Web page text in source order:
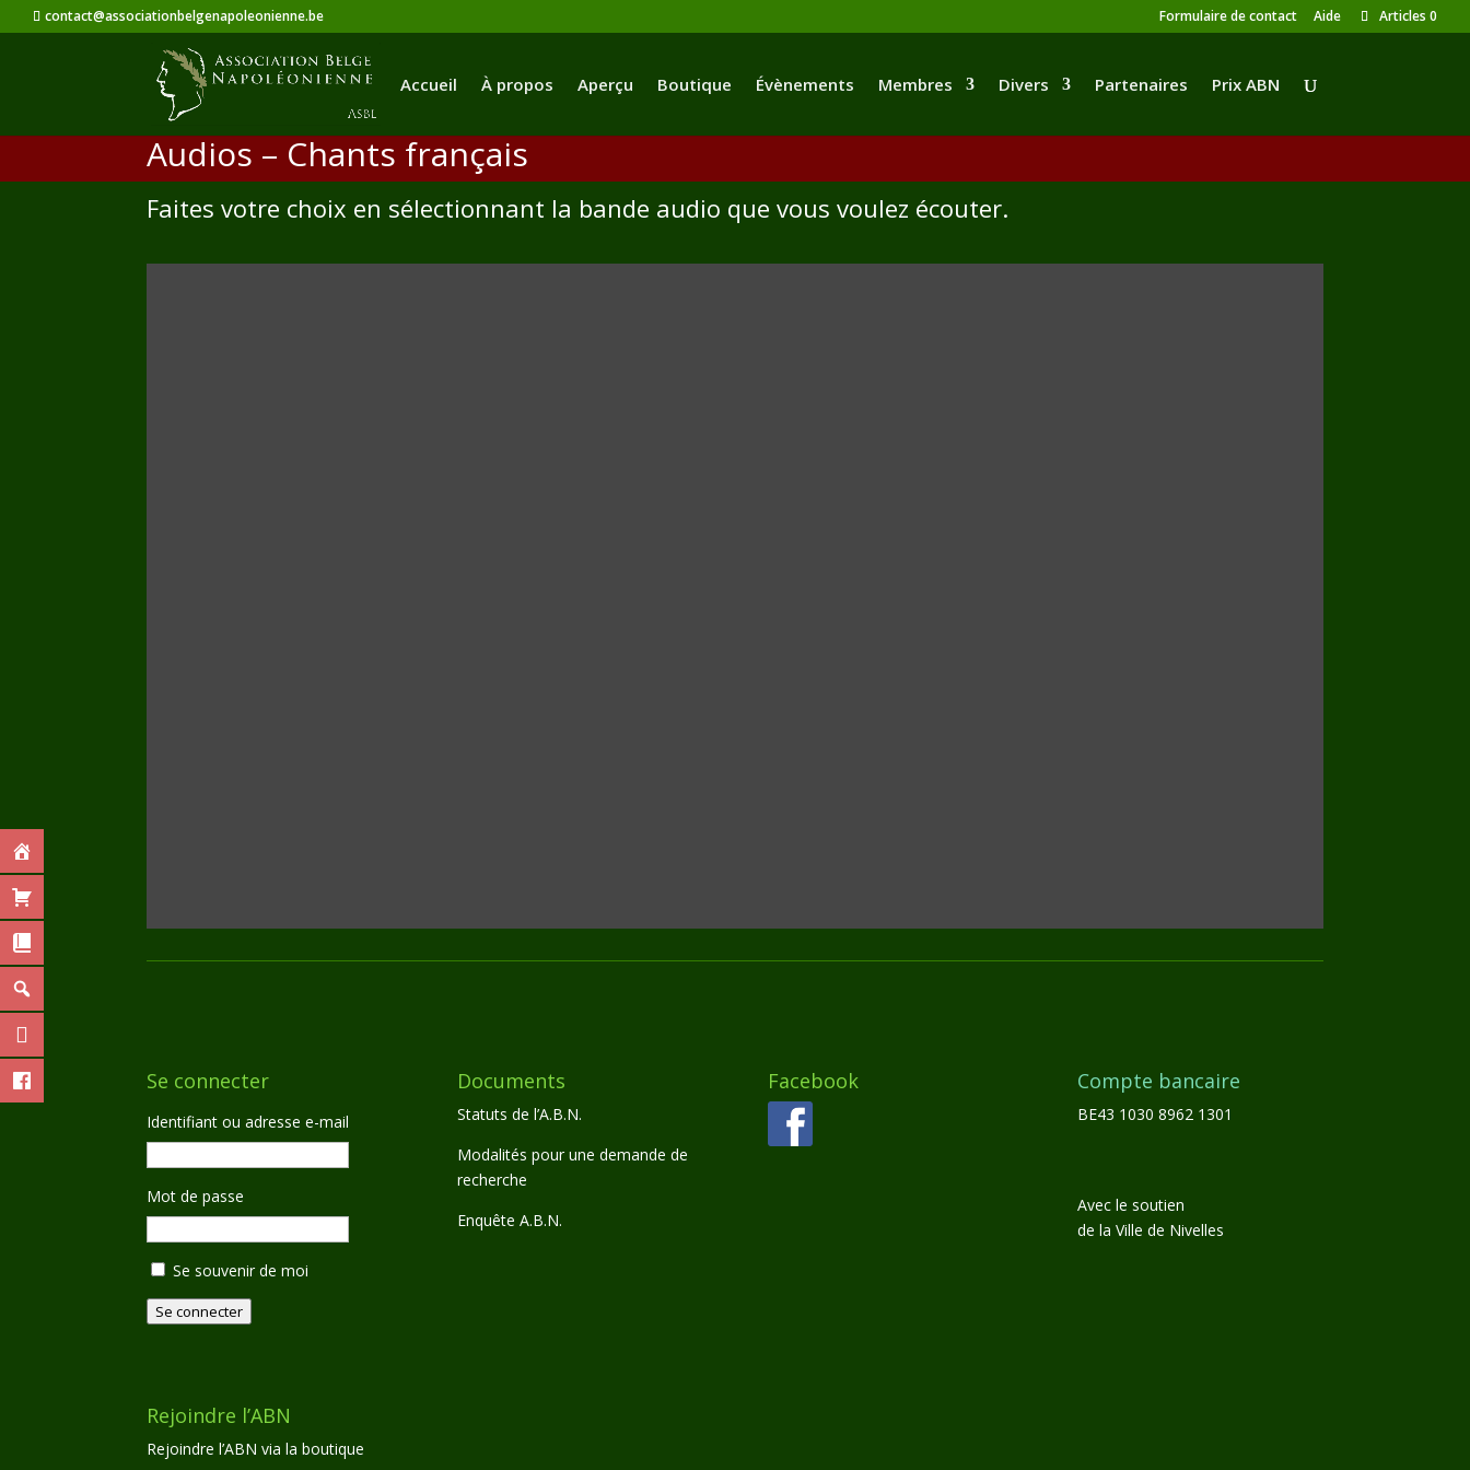
contact@associationbelgenapoleonienne.be Formulaire de contact Aide Articles 0
Accueil À propos Aperçu Boutique Évènements Membres Divers Partenaires Prix ABN
Audios – Chants français
Faites votre choix en sélectionnant la bande audio que vous voulez écouter.
Se connecter
Identifiant ou adresse e-mail
Mot de passe
Se souvenir de moi
Se connecter
Rejoindre l’ABN
Rejoindre l’ABN via la boutique
Documents
Statuts de l’A.B.N.
Modalités pour une demande de
recherche
Enquête A.B.N.
Facebook Compte bancaire
BE43 1030 8962 1301
Avec le soutien
de la Ville de Nivelles